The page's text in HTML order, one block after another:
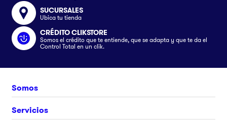
SUCURSALES
Ubica tu tienda
CRÉDITO CLIKSTORE
Somos el crédito que te entiende, que se adapta y que te da el
Control Total en un clik.
Somos
Nosotros
Servicios